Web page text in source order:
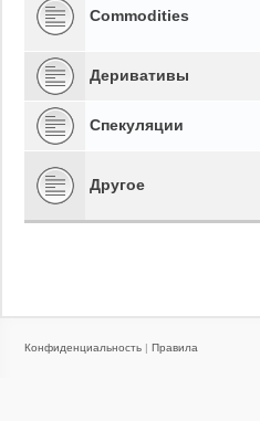
Commodities
Деривативы
Спекуляции
Другое
Конфиденциальность | Правила